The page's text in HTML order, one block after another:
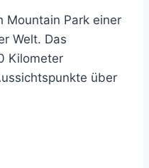
Mountain Park einer
Welt. Das
Kilometer
über